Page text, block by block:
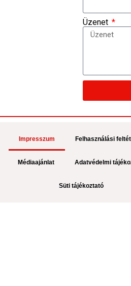
Üzenet
Impresszum Felhasználási
Médiaajánlat Adatvédelmi
Süti tájékoztató